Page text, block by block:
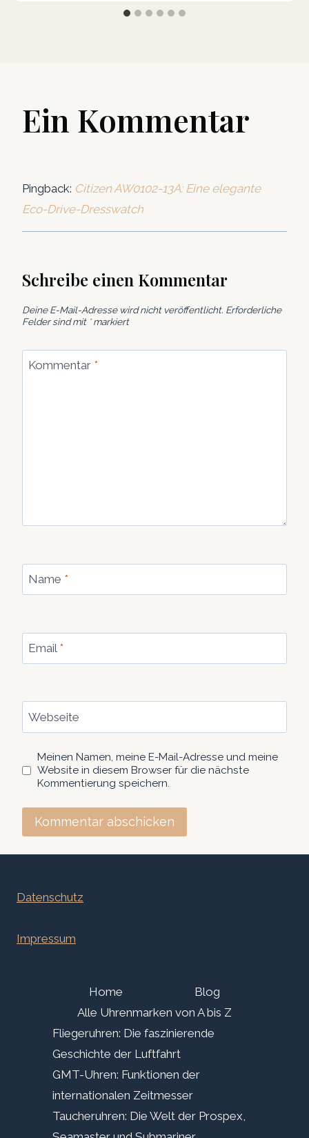
Ein Kommentar
Pingback: Citizen AW0102-13A: Eine elegante
Eco-Drive-Dresswatch
Schreibe einen Kommentar
Deine E-Mail-Adresse wird nicht veröffentlicht. Erforderliche
Felder sind mit *markiert
Kommentar *
Name *
Email *
Webseite
Meinen Namen, meine E-Mail-Adresse und meine
Website in diesem Browser für die nächste
Kommentierung speichern.
Datenschutz
Impressum
Home
Blog
Alle Uhrenmarken von A bis Z
Fliegeruhren: Die faszinierende
Geschichte der Luftfahrt
GMT-Uhren: Funktionen der
internationalen Zeitmesser
Taucheruhren: Die Welt der Prospex,